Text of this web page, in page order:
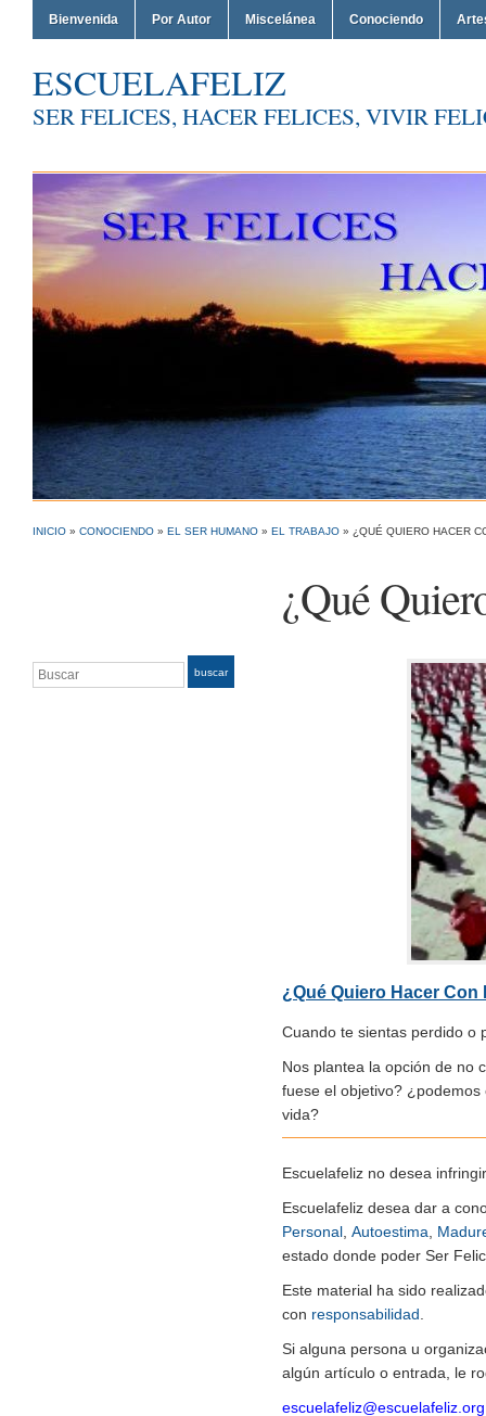
Bienvenida Por Autor Miscelánea Conociendo
ESCUELAFELIZ
SER FELICES, HACER FELICES, VIVIR
INICIO » CONOCIENDO » EL SER HUMANO » EL TRABAJO » ¿QUÉ QUIERO HACER
¿Qué
Buscar buscar
¿Qué Quiero Hacer Con
Cuando te sientas perdido o
Nos plantea la opción de no
fuese el objetivo?
vida?
Escuelafeliz no desea
Escuelafeliz desea dar a
Personal, Autoestima,
estado donde poder Ser
Este material ha sido
con responsabilidad.
Si alguna persona u
algún artículo o entrada, le
escuelafeliz@escuelafeliz.org